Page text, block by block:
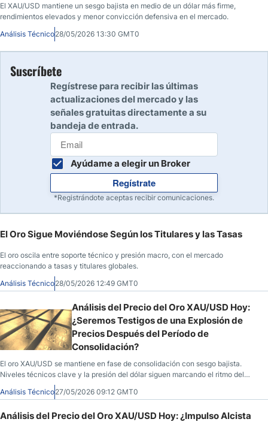
El XAU/USD mantiene un sesgo bajista en medio de un dólar más firme,
rendimientos elevados y menor convicción defensiva en el mercado.
Análisis Técnico28/05/2026 13:30 GMT0
Suscríbete
Regístrese para recibir las últimas
actualizaciones del mercado y las
señales gratuitas directamente a su
bandeja de entrada.
Ayúdame a elegir un Broker
Regístrate
*Registrándote aceptas recibir comunicaciones.
El Oro Sigue Moviéndose Según los Titulares y las Tasas
El oro oscila entre soporte técnico y presión macro, con el mercado
reaccionando a tasas y titulares globales.
Análisis Técnico28/05/2026 12:49 GMT0
Análisis del Precio del Oro XAU/USD Hoy:
¿Seremos Testigos de una Explosión de
Precios Después del Período de
Consolidación?
El oro XAU/USD se mantiene en fase de consolidación con sesgo bajista.
Niveles técnicos clave y la presión del dólar siguen marcando el ritmo del
Análisis Técnico27/05/2026 09:12 GMT0
Análisis del Precio del Oro XAU/USD Hoy: ¿Impulso Alcista